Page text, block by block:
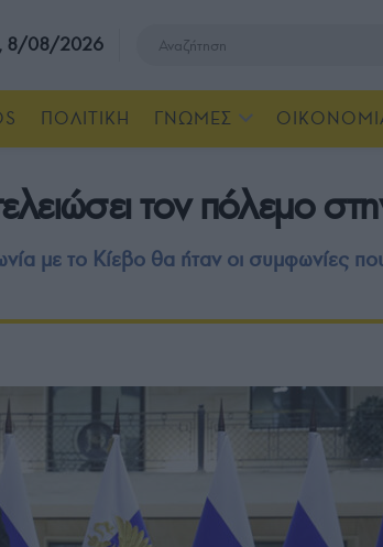
8/08/2026
ΠΟΛΙΤΙΚΗ ΓΝΩΜΕΣ
τον πόλεμο
με το Κίεβο θα ήταν οι συμφωνίες